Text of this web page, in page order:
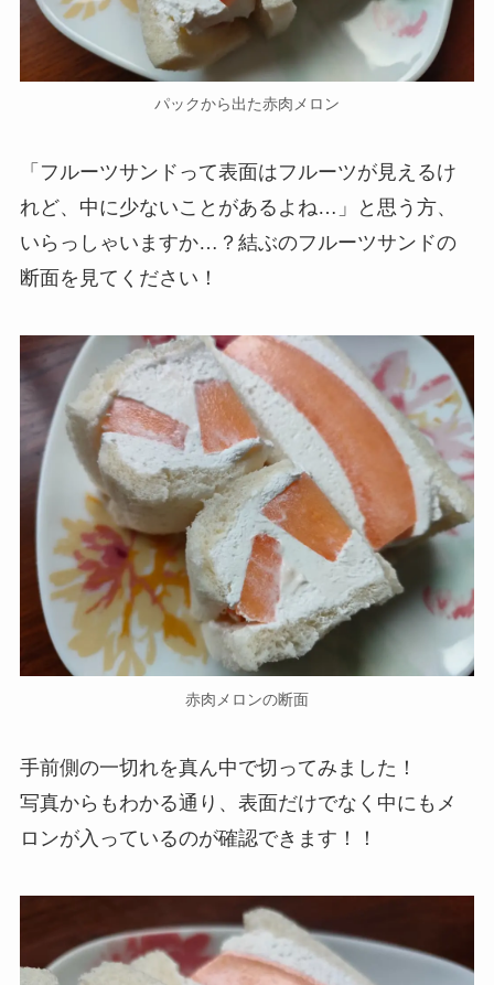
パックから出た赤肉メロン
「フルーツサンドって表面はフルーツが見えるけ
れど、中に少ないことがあるよね…」と思う方、
いらっしゃいますか…？結ぶのフルーツサンドの
断面を見てください！
赤肉メロンの断面
手前側の一切れを真ん中で切ってみました！
写真からもわかる通り、表面だけでなく中にもメ
ロンが入っているのが確認できます！！